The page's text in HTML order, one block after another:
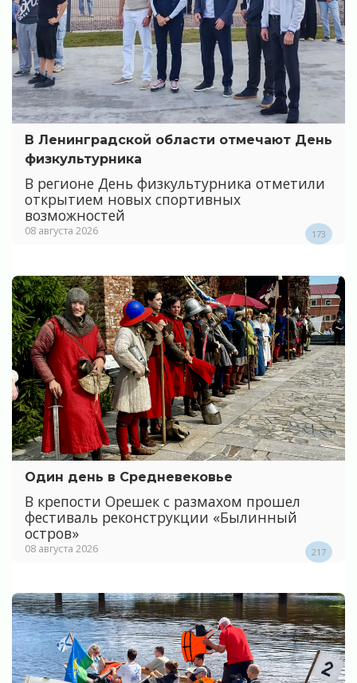
В Ленинградской области отмечают День
физкультурника
В регионе День физкультурника отметили
открытием новых спортивных
возможностей
08 августа 2026 173
Один день в Средневековье
В крепости Орешек с размахом прошел
фестиваль реконструкции «Былинный
остров»
08 августа 2026 217